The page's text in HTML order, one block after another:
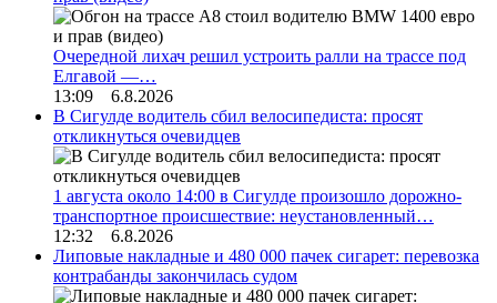
Очередной лихач решил устроить ралли на трассе под
Елгавой —…
13:09 6.8.2026
В Сигулде водитель сбил велосипедиста: просят
откликнуться очевидцев
1 августа около 14:00 в Сигулде произошло дорожно-
транспортное происшествие: неустановленный…
12:32 6.8.2026
Липовые накладные и 480 000 пачек сигарет: перевозка
контрабанды закончилась судом